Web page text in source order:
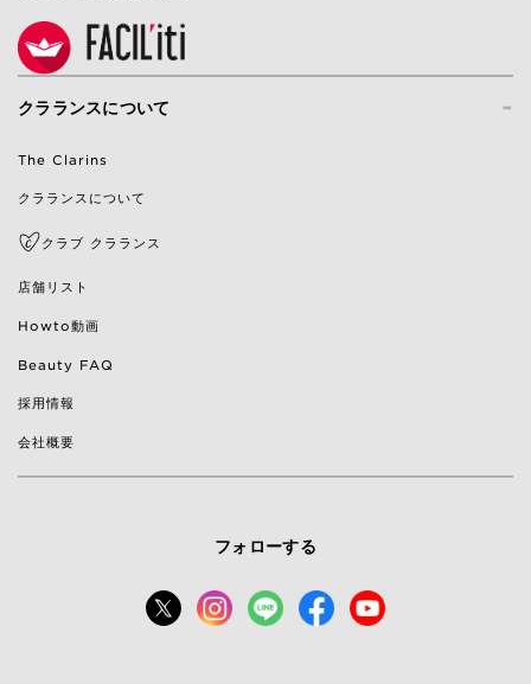
-
クラランスについて
The Clarins
クラランスについて
クラブ クラランス
店舗リスト
Howto動画
Beauty FAQ
採用情報
会社概要
フォローする